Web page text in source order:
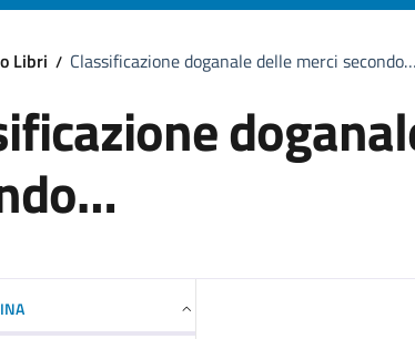
Libri Classificazione doganale delle merci secondo…